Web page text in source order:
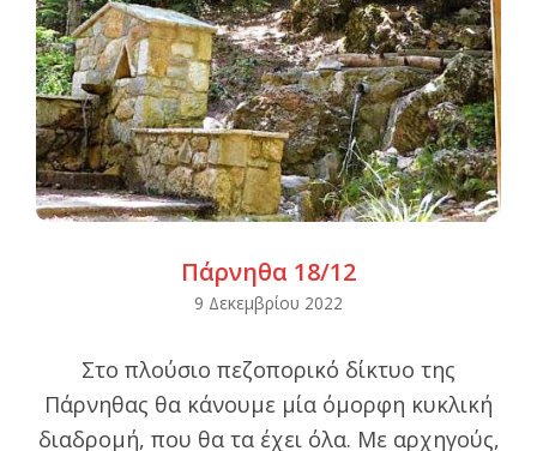
Πάρνηθα 18/12
9 Δεκεμβρίου 2022
Στο πλούσιο πεζοπορικό δίκτυο της
Πάρνηθας θα κάνουμε μία όμορφη κυκλική
διαδρομή, που θα τα έχει όλα. Με αρχηγούς,